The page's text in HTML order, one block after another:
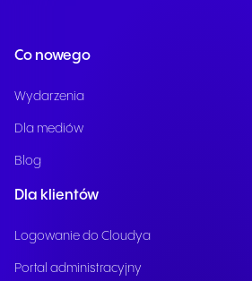
Co nowego
Wydarzenia
Dla mediów
Blog
Dla klientów
Logowanie do Cloudya
Portal administracyjny